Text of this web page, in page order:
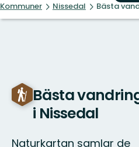
Kommuner Nissedal Bästa
Bästa
i Nissedal
Naturkartan samlar de